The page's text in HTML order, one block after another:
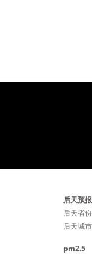
潮湿闷
手帕擦
在
后天预报
后天省
后天城
pm2.5